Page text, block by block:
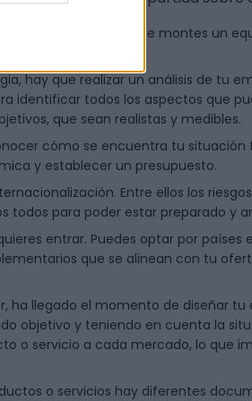
Es recomendable que montes un
hay que realizar un análisis de tu
identificar todos los aspectos que
que sean realistas y medibles.
cómo se encuentra tu situación
y establecer un presupuesto.
Entre ellos los
todos para poder estar preparado y
entrar. Puedes optar por países
que se alinean con tu
ha llegado el momento de diseñar tu
objetivo y teniendo en cuenta la
o servicio a cada mercado, lo que
o servicios hay diferentes